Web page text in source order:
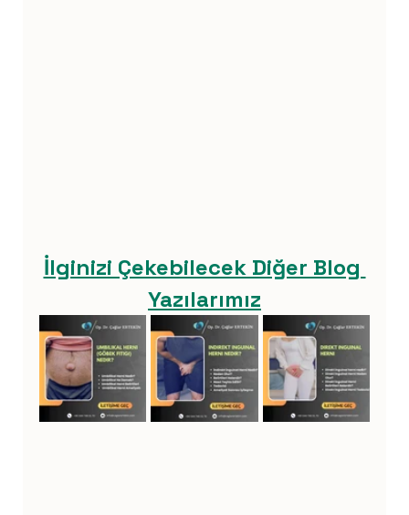
İlginizi Çekebilecek Diğer Blog
Yazılarımız